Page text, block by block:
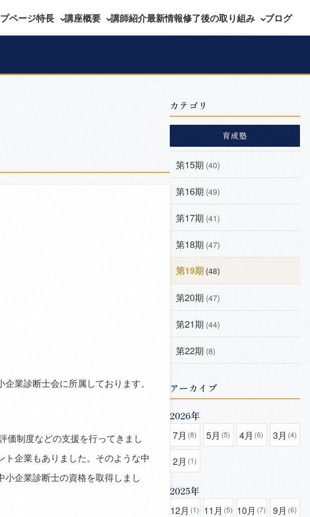
ページ特長 講座概要 講師紹介最新情報修了後の取り組み ブログ
業診断士会に所属しております。
価制度などの支援を行ってきまし
企業もありました。そのような中
企業診断士の資格を取得しまし
カテゴリ
育成塾
第15期 (40)
第16期 (49)
第17期 (41)
第18期 (47)
第19期(48)
第20期 (47)
第21期 (44)
第22期 (8)
アーカイブ
2026年
7月 (8) 5月 (5) 4月 (6) 3月 (4)
2月 (1)
2025年
12月 (1) 11月 (5) 10月 (7) 9月 (6)